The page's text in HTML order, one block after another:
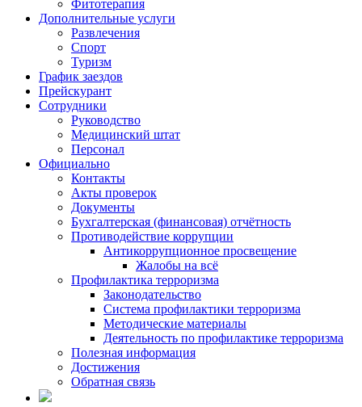
Фитотерапия
Дополнительные услуги
Развлечения
Спорт
Туризм
График заездов
Прейскурант
Сотрудники
Руководство
Медицинский штат
Персонал
Официально
Контакты
Акты проверок
Документы
Бухгалтерская (финансовая) отчётность
Противодействие коррупции
Антикоррупционное просвещение
Жалобы на всё
Профилактика терроризма
Законодательство
Система профилактики терроризма
Методические материалы
Деятельность по профилактике терроризма
Полезная информация
Достижения
Обратная связь